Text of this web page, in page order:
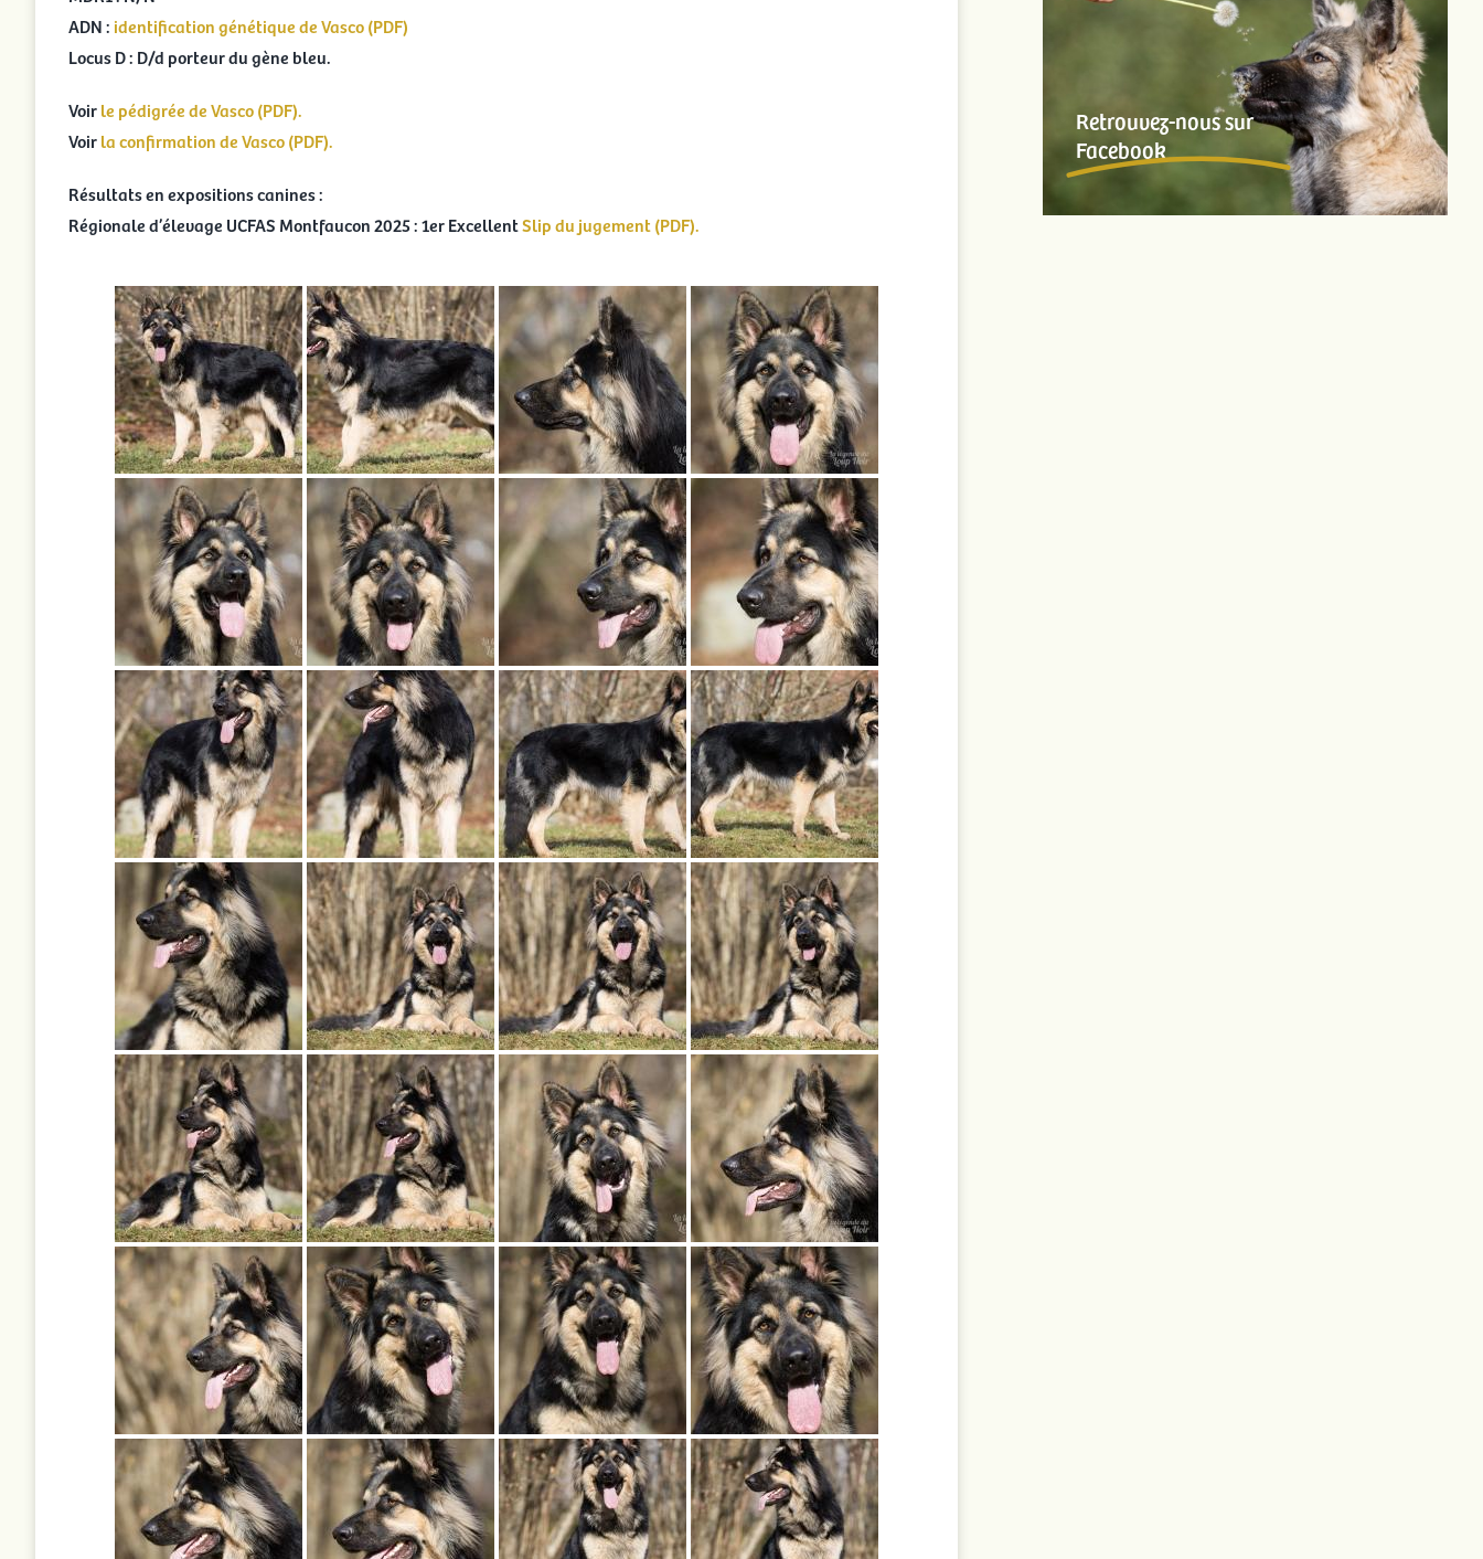
ADN : identification génétique de Vasco (PDF)
Locus D : D/d porteur du gène bleu.
Voirle pédigrée de Vasco (PDF).
Voirla confirmation de Vasco (PDF).
Résultats en expositions canines :
Régionale d’élevage UCFAS Montfaucon 2025 : 1er ExcellentSlip du jugement (PDF).
Retrouvez-nous sur
Facebook